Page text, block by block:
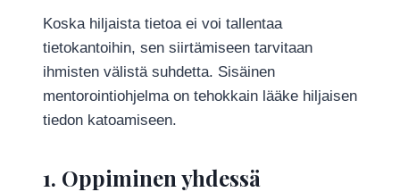
Koska hiljaista tietoa ei voi tallentaa
tietokantoihin, sen siirtämiseen tarvitaan
ihmisten välistä suhdetta. Sisäinen
mentorointiohjelma on tehokkain lääke hiljaisen
tiedon katoamiseen.
1. Oppiminen yhdessä